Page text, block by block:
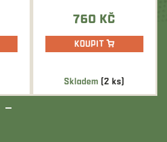
Skladem (2 ks)
760 KČ
KOUPIT